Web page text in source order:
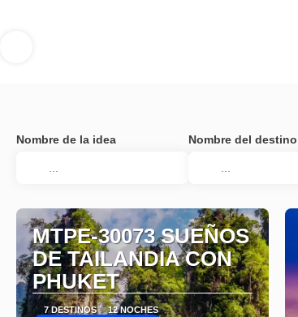
Nombre de la idea Nombre del destino
MTPE-30073 SUEÑOS
DE TAILANDIA CON
PHUKET
7 DESTINOS 12 NOCHES